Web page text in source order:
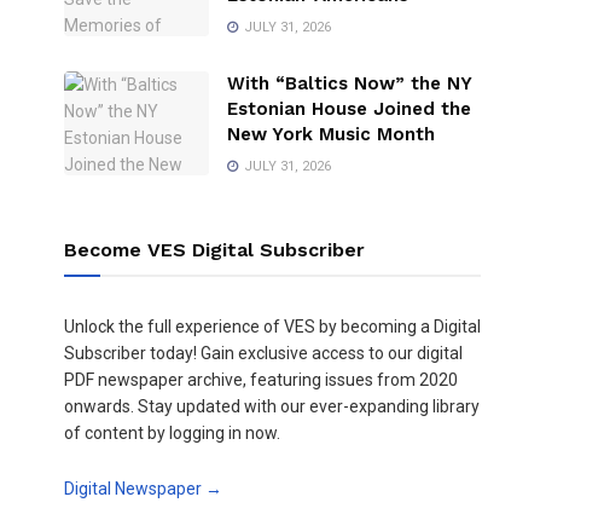
JULY 31, 2026
With “Baltics Now” the NY
Estonian House Joined the
New York Music Month
JULY 31, 2026
Become VES Digital Subscriber
Unlock the full experience of VES by becoming a Digital
Subscriber today! Gain exclusive access to our digital
PDF newspaper archive, featuring issues from 2020
onwards. Stay updated with our ever-expanding library
of content by logging in now.
Digital Newspaper →